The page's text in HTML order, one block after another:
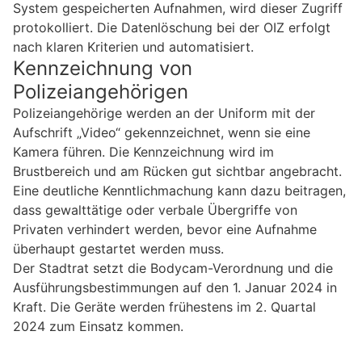
System gespeicherten Aufnahmen, wird dieser Zugriff
protokolliert. Die Datenlöschung bei der OIZ erfolgt
nach klaren Kriterien und automatisiert.
Kennzeichnung von
Polizeiangehörigen
Polizeiangehörige werden an der Uniform mit der
Aufschrift „Video“ gekennzeichnet, wenn sie eine
Kamera führen. Die Kennzeichnung wird im
Brustbereich und am Rücken gut sichtbar angebracht.
Eine deutliche Kenntlichmachung kann dazu beitragen,
dass gewalttätige oder verbale Übergriffe von
Privaten verhindert werden, bevor eine Aufnahme
überhaupt gestartet werden muss.
Der Stadtrat setzt die Bodycam-Verordnung und die
Ausführungsbestimmungen auf den 1. Januar 2024 in
Kraft. Die Geräte werden frühestens im 2. Quartal
2024 zum Einsatz kommen.